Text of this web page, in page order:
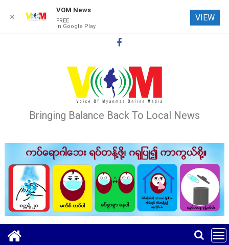
Bringing Balance Back To Local News
✕
VOM News
FREE
In Google Play
VIEW